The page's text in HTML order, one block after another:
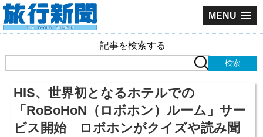
MENU
記事を検索する
HIS、世界初となるホテルでの
「RoBoHoN（ロボホン）ルーム」サー
ビス開始 ロボホンがクイズや読み聞